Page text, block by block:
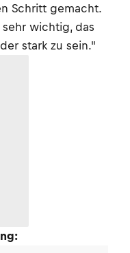
Schritt gemacht.
wichtig, das
stark zu sein."